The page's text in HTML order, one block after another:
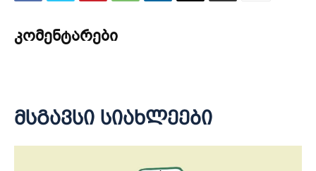
კომენტარები
მსგავსი სიახლეები